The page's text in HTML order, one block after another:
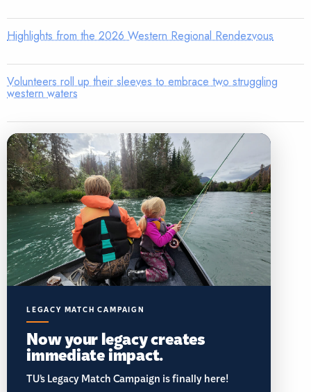
Highlights from the 2026 Western Regional Rendezvous
Volunteers roll up their sleeves to embrace two struggling
western waters
LEGACY MATCH CAMPAIGN
Now your legacy creates
immediate impact.
TU’s Legacy Match Campaign is finally here!